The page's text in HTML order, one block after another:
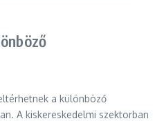
a különböző
A kiskereskedelmi szektorban